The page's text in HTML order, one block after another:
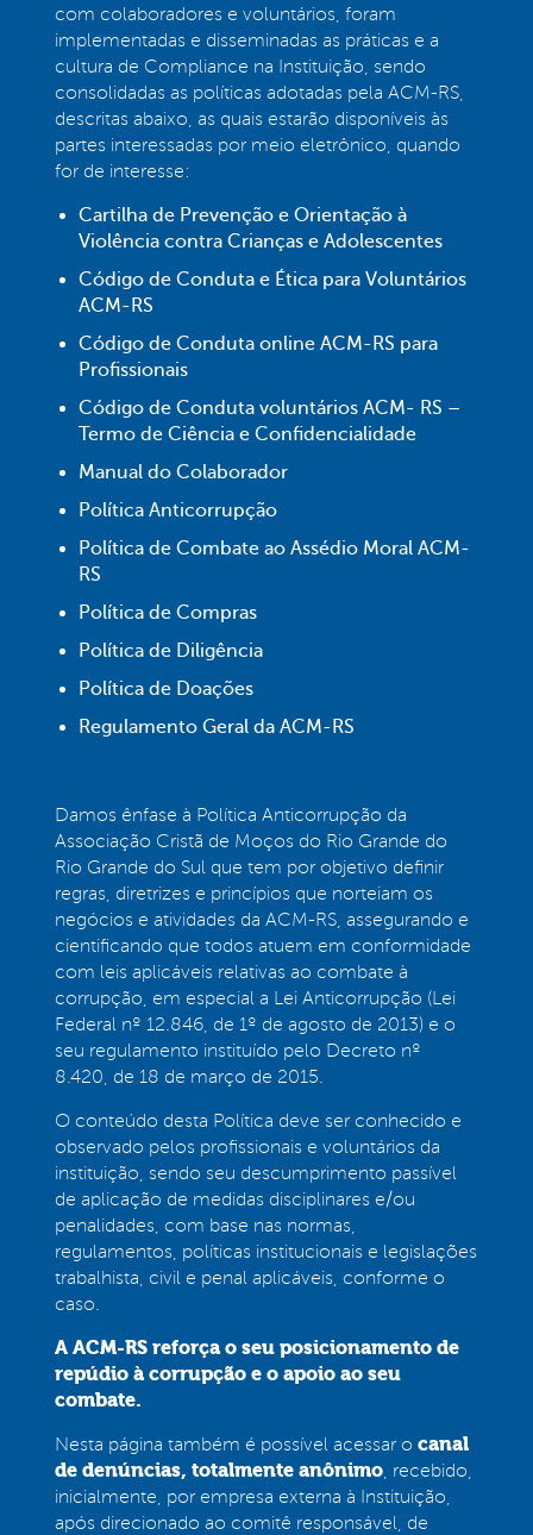
com colaboradores e voluntários, foram
implementadas e disseminadas as práticas e a
cultura de Compliance na Instituição, sendo
consolidadas as políticas adotadas pela ACM-RS,
descritas abaixo, as quais estarão disponíveis às
partes interessadas por meio eletrônico, quando
for de interesse:
Cartilha de Prevenção e Orientação à
Violência contra Crianças e Adolescentes
Código de Conduta e Ética para Voluntários
ACM-RS
Código de Conduta online ACM-RS para
Profissionais
Código de Conduta voluntários ACM- RS –
Termo de Ciência e Confidencialidade
Manual do Colaborador
Política Anticorrupção
Política de Combate ao Assédio Moral ACM-
RS
Política de Compras
Política de Diligência
Política de Doações
Regulamento Geral da ACM-RS
Damos ênfase à Política Anticorrupção da
Associação Cristã de Moços do Rio Grande do
Rio Grande do Sul que tem por objetivo definir
regras, diretrizes e princípios que norteiam os
negócios e atividades da ACM-RS, assegurando e
cientificando que todos atuem em conformidade
com leis aplicáveis relativas ao combate à
corrupção, em especial a Lei Anticorrupção (Lei
Federal nº 12.846, de 1º de agosto de 2013) e o
seu regulamento instituído pelo Decreto nº
8.420, de 18 de março de 2015.
O conteúdo desta Política deve ser conhecido e
observado pelos profissionais e voluntários da
instituição, sendo seu descumprimento passível
de aplicação de medidas disciplinares e/ou
penalidades, com base nas normas,
regulamentos, políticas institucionais e legislações
trabalhista, civil e penal aplicáveis, conforme o
caso.
A ACM-RS reforça o seu posicionamento de
repúdio à corrupção e o apoio ao seu
combate.
Nesta página também é possível acessar ocanal
de denúncias, totalmente anônimo , recebido,
inicialmente, por empresa externa à Instituição,
após direcionado ao comitê responsável, de